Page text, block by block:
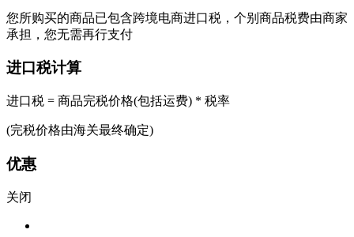
您所购买的商品已包含跨境电商进口税，个别商品税费由商家
承担，您无需再行支付
进口税计算
进口税 = 商品完税价格(包括运费) * 税率
(完税价格由海关最终确定)
优惠
关闭